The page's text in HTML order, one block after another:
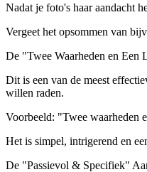
Nadat je foto's haar aandacht
Vergeet het opsommen van
De "Twee Waarheden en Een
Dit is een van de meest
willen raden.
Voorbeeld: "Twee waarheden
Het is simpel, intrigerend en
De "Passievol & Specifiek"